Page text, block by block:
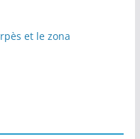
et le zona